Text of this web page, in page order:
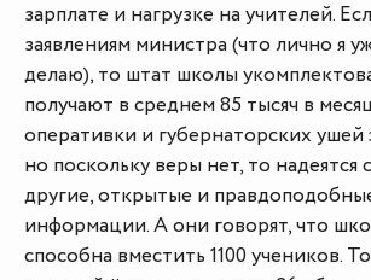
зарплате и нагрузке на учителей.
заявлениям министра (что лично я
делаю), то штат школы
получают в среднем 85 тысяч в
оперативки и губернаторских ушей
но поскольку веры нет, то надеятся
другие, открытые и
информации. А они говорят, что
способна вместить 1100 учеников.